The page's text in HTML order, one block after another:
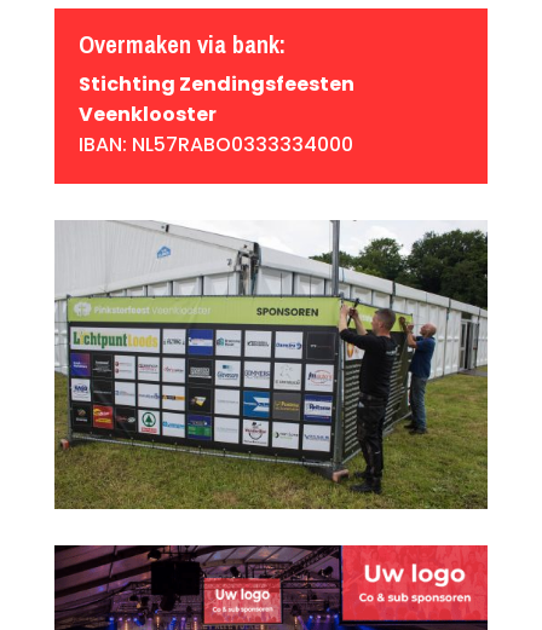
Overmaken via bank:
Stichting Zendingsfeesten
Veenklooster
IBAN: NL57RABO0333334000